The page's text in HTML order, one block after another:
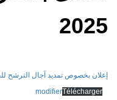
2025
modifierTélécharger